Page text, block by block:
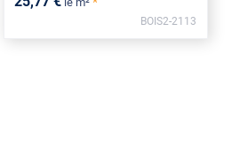
BOIS2-2113